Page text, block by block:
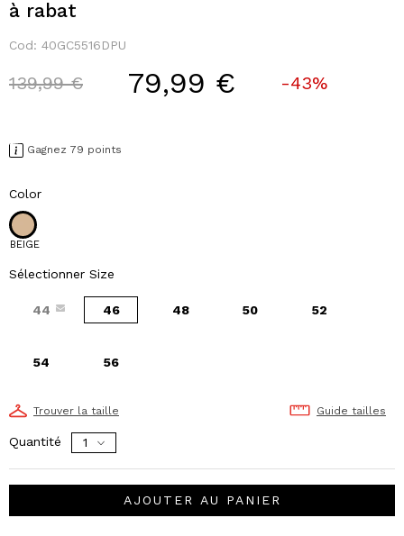
à rabat
Cod: 40GC5516DPU
Price reduced from
139,99 €to 79,99 € -43%
Gagnez 79 points
Color
BEIGE
Sélectionner Size
44 46 48 50 52
54 56
Trouver la taille Guide tailles
Quantité
AJOUTER AU PANIER